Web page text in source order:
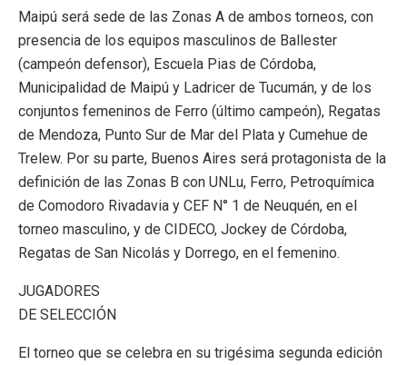
Maipú será sede de las Zonas A de ambos torneos, con
presencia de los equipos masculinos de Ballester
(campeón defensor), Escuela Pias de Córdoba,
Municipalidad de Maipú y Ladricer de Tucumán, y de los
conjuntos femeninos de Ferro (último campeón), Regatas
de Mendoza, Punto Sur de Mar del Plata y Cumehue de
Trelew. Por su parte, Buenos Aires será protagonista de la
definición de las Zonas B con UNLu, Ferro, Petroquímica
de Comodoro Rivadavia y CEF N° 1 de Neuquén, en el
torneo masculino, y de CIDECO, Jockey de Córdoba,
Regatas de San Nicolás y Dorrego, en el femenino.
JUGADORES
DE SELECCIÓN
El torneo que se celebra en su trigésima segunda edición